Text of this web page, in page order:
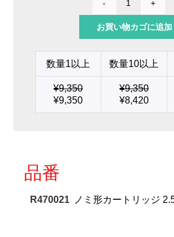
ノ
形
ト
リ
ッ
ジ
2.5
お買い物カゴに追加
数量1以上 数量10以上
¥9,350
¥9,350
¥9,350
¥8,420
品番
R470021 ノミ形カートリッジ